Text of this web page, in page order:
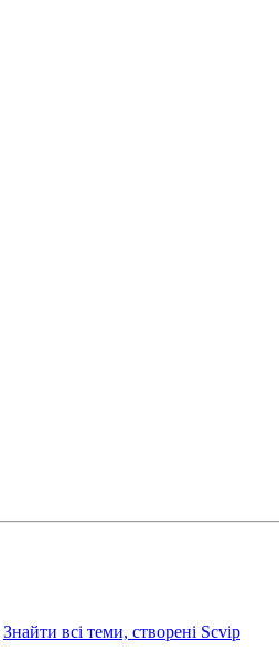
Знайти всі теми, створені Scvip